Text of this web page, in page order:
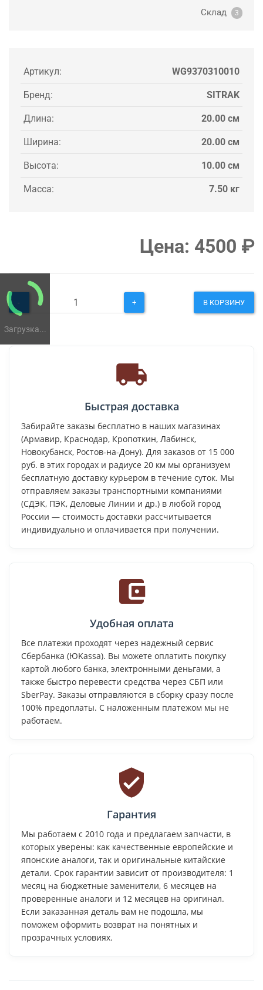
Загрузка...
Склад 3
Артикул: WG9370310010
Бренд: SITRAK
Длина: 20.00 см
Ширина: 20.00 см
Высота: 10.00 см
Масса: 7.50 кг
Цена: 4500 ₽
- + В КОРЗИНУ
Быстрая доставка
Забирайте заказы бесплатно в наших магазинах
(Армавир, Краснодар, Кропоткин, Лабинск,
Новокубанск, Ростов-на-Дону). Для заказов от 15 000
руб. в этих городах и радиусе 20 км мы организуем
бесплатную доставку курьером в течение суток. Мы
отправляем заказы транспортными компаниями
(СДЭК, ПЭК, Деловые Линии и др.) в любой город
России — стоимость доставки рассчитывается
индивидуально и оплачивается при получении.
Удобная оплата
Все платежи проходят через надежный сервис
Сбербанка (ЮKassa). Вы можете оплатить покупку
картой любого банка, электронными деньгами, а
также быстро перевести средства через СБП или
SberPay. Заказы отправляются в сборку сразу после
100% предоплаты. С наложенным платежом мы не
работаем.
Гарантия
Мы работаем с 2010 года и предлагаем запчасти, в
которых уверены: как качественные европейские и
японские аналоги, так и оригинальные китайские
детали. Срок гарантии зависит от производителя: 1
месяц на бюджетные заменители, 6 месяцев на
проверенные аналоги и 12 месяцев на оригинал.
Если заказанная деталь вам не подошла, мы
поможем оформить возврат на понятных и
прозрачных условиях.